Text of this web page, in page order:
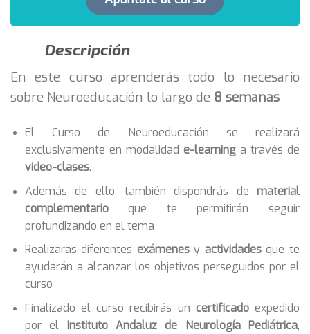
Descripción
En este curso aprenderás todo lo necesario
sobre Neuroeducación lo largo de 8 semanas
El Curso de Neuroeducación se realizará
exclusivamente en modalidad e-learninga través de
video-clases.
Además de ello, también dispondrás de material
complementarioque te permitirán seguir
profundizando en el tema
Realizaras diferentes exámenesy actividadesque te
ayudarán a alcanzar los objetivos perseguidos por el
curso
Finalizado el curso recibirás un certificadoexpedido
por el Instituto Andaluz de Neurología Pediátrica,